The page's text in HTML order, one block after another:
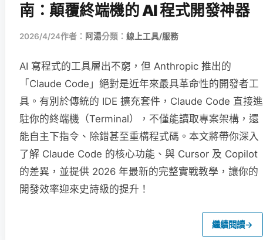
南：顛覆終端機的 AI 程式開發神器
2026/4/24作者： 阿湯分類： 線上工具/服務
AI 寫程式的工具層出不窮，但 Anthropic 推出的
「Claude Code」絕對是近年來最具革命性的開發者工
具。有別於傳統的 IDE 擴充套件，Claude Code 直接進
駐你的終端機（Terminal），不僅能讀取專案架構，還
能自主下指令、除錯甚至重構程式碼。本文將帶你深入
了解 Claude Code 的核心功能、與 Cursor 及 Copilot
的差異，並提供 2026 年最新的完整實戰教學，讓你的
開發效率迎來史詩級的提升！
繼續閱讀→